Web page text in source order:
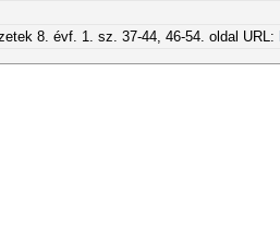
8. évf. 1. sz. 37-44, 46-54. oldal URL: